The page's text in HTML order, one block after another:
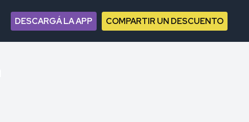
DESCARGÁ LA APP COMPARTIR UN DESCUENTO